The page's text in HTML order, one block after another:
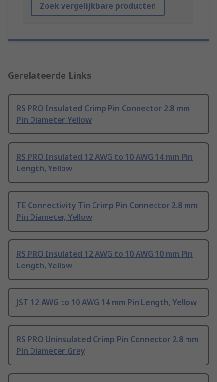
Zoek vergelijkbare producten
Gerelateerde Links
RS PRO Insulated Crimp Pin Connector 2.8 mm
Pin Diameter Yellow
RS PRO Insulated 12 AWG to 10 AWG 14 mm Pin
Length, Yellow
TE Connectivity Tin Crimp Pin Connector 2.8 mm
Pin Diameter, Yellow
RS PRO Insulated 12 AWG to 10 AWG 10 mm Pin
Length, Yellow
JST 12 AWG to 10 AWG 14 mm Pin Length, Yellow
RS PRO Uninsulated Crimp Pin Connector 2.8 mm
Pin Diameter Grey